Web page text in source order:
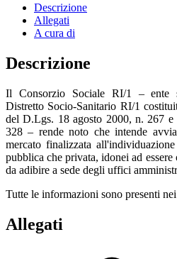
Descrizione
Allegati
A cura di
Descrizione
Il Consorzio Sociale RI/1 – ente
Distretto Socio-Sanitario RI/1
del D.Lgs. 18 agosto 2000, n. 267
328 – rende noto che intende
mercato finalizzata
pubblica che privata, idonei ad
da adibire a sede degli uffici
Tutte le informazioni sono presenti
Allegati